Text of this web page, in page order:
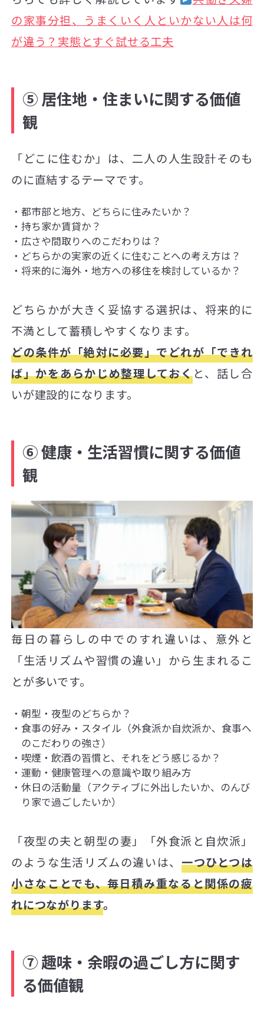
の家事分担、うまくいく人といかない人は何
が違う？実態とすぐ試せる工夫
⑤ 居住地・住まいに関する価値
観
「どこに住むか」は、二人の人生設計そのも
のに直結するテーマです。
都市部と地方、どちらに住みたいか？
持ち家か賃貸か？
広さや間取りへのこだわりは？
どちらかの実家の近くに住むことへの考え方は？
将来的に海外・地方への移住を検討しているか？
どちらかが大きく妥協する選択は、将来的に
不満として蓄積しやすくなります。
どの条件が「絶対に必要」でどれが「できれ
ば」かをあらかじめ整理しておくと、話し合
いが建設的になります。
⑥ 健康・生活習慣に関する価値
観
毎日の暮らしの中でのすれ違いは、意外と
「生活リズムや習慣の違い」から生まれるこ
とが多いです。
朝型・夜型のどちらか？
食事の好み・スタイル（外食派か自炊派か、食事へ
のこだわりの強さ）
喫煙・飲酒の習慣と、それをどう感じるか？
運動・健康管理への意識や取り組み方
休日の活動量（アクティブに外出したいか、のんび
り家で過ごしたいか）
「夜型の夫と朝型の妻」「外食派と自炊派」
のような生活リズムの違いは、 一つひとつは
小さなことでも、毎日積み重なると関係の疲
れにつながります。
⑦ 趣味・余暇の過ごし方に関す
る価値観